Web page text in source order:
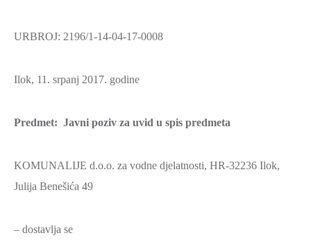
URBROJ: 2196/1-14-04-17-0008
Ilok, 11. srpanj 2017. godine
Predmet: Javni poziv za uvid u spis predmeta
KOMUNALIJE d.o.o. za vodne djelatnosti, HR-32236 Ilok,
Julija Benešića 49
– dostavlja se